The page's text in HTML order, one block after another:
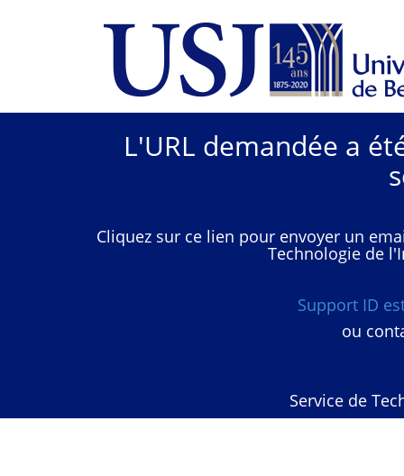
L'URL demandée a
Cliquez sur ce lien pour envoyer un
Technologie de
Support ID
ou
Service de